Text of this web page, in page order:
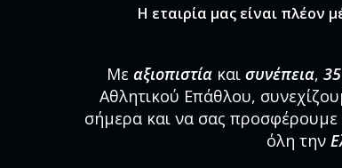
Η εταιρία μας είναι πλέον
Με αξιοπιστίακαι συνέπεια,
Αθλητικού Επάθλου,
σήμερα και να σας προσφέρουμε
όλη την